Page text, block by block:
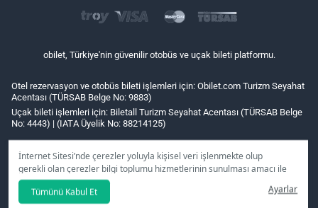
İnternet Sitesi’nde çerezler yoluyla kişisel veri işlenmekte olup
gerekli olan çerezler bilgi toplumu hizmetlerinin sunulması amacı ile
kullanılmaktadır. Tercihleriniz doğrultusunda size özel
kişiselleştirilmiş çerezleri ve özel kampanyaları
seçeneğine
Tümünü Kabul Et Ayarlar
obilet, Türkiye'nin güvenilir otobüs ve uçak bileti platformu.
Otel rezervasyon ve otobüs bileti işlemleri için: Obilet.com Turizm Seyahat
Acentası (TÜRSAB Belge No: 9883)
Uçak bileti işlemleri için: Biletall Turizm Seyahat Acentası (TÜRSAB Belge
No: 4443) | (IATA Üyelik No: 88214125)